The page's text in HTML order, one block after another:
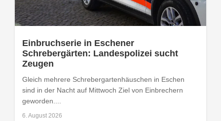
Einbruchserie in Eschener
Schrebergärten: Landespolizei sucht
Zeugen
Gleich mehrere Schrebergartenhäuschen in Eschen
sind in der Nacht auf Mittwoch Ziel von Einbrechern
geworden....
6. August 2026